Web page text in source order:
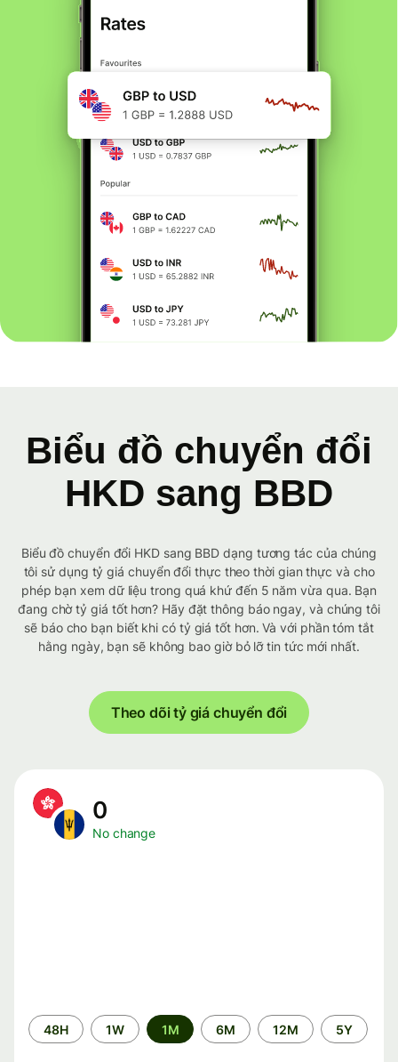
Biểu đồ chuyển đổi
HKD sang BBD
Biểu đồ chuyển đổi HKD sang BBD dạng tương tác của chúng
tôi sử dụng tỷ giá chuyển đổi thực theo thời gian thực và cho
phép bạn xem dữ liệu trong quá khứ đến 5 năm vừa qua. Bạn
đang chờ tỷ giá tốt hơn? Hãy đặt thông báo ngay, và chúng tôi
sẽ báo cho bạn biết khi có tỷ giá tốt hơn. Và với phần tóm tắt
hằng ngày, bạn sẽ không bao giờ bỏ lỡ tin tức mới nhất.
Theo dõi tỷ giá chuyển đổi
0
No change
Time
period
48H 1W 1M 6M 12M 5Y